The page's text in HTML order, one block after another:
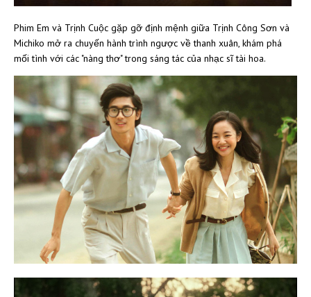
Phim Em và Trịnh Cuộc gặp gỡ định mệnh giữa Trịnh Công Sơn và
Michiko mở ra chuyến hành trình ngược về thanh xuân, khám phá
mối tình với các "nàng thơ" trong sáng tác của nhạc sĩ tài hoa.